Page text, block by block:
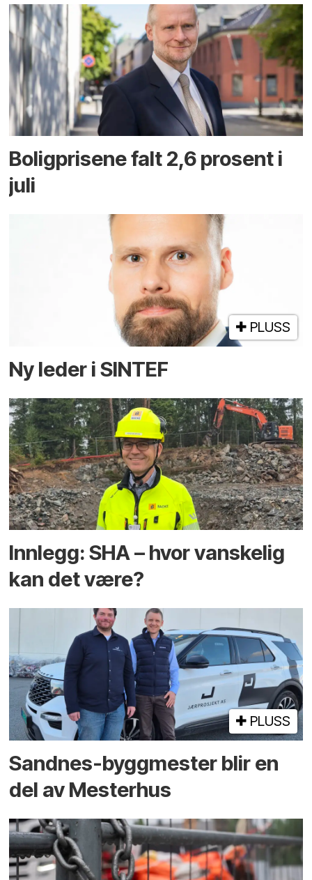
Boligprisene falt 2,6 prosent i
juli
PLUSS
Ny leder i SINTEF
Innlegg: SHA – hvor vanskelig
kan det være?
PLUSS
Sandnes-byggmester blir en
del av Mesterhus